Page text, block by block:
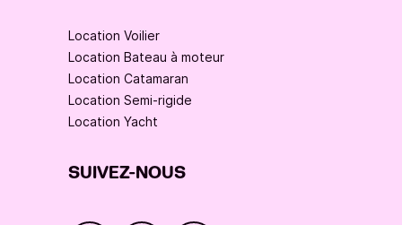
Location Voilier
Location Bateau à moteur
Location Catamaran
Location Semi-rigide
Location Yacht
SUIVEZ-NOUS